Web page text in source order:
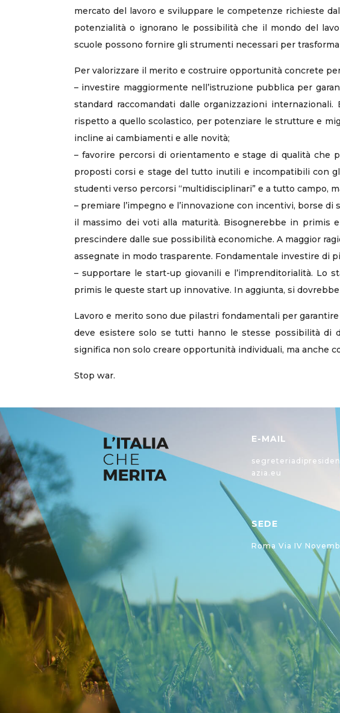
mercato del lavoro e sviluppare le competenze richieste
potenzialità o ignorano le possibilità che il mondo del
scuole possono fornire gli strumenti necessari per
Per valorizzare il merito e costruire opportunità concrete
– investire maggiormente nell’istruzione pubblica per
standard raccomandati dalle organizzazioni
rispetto a quello scolastico, per potenziare le strutture e
incline ai cambiamenti e alle novità;
– favorire percorsi di orientamento e stage di qualità che
proposti corsi e stage del tutto inutili e incompatibili con
studenti verso percorsi “multidisciplinari” e a tutto campo,
– premiare l’impegno e l’innovazione con incentivi, borse
il massimo dei voti alla maturità. Bisognerebbe in primis
prescindere dalle sue possibilità economiche. A maggior
assegnate in modo trasparente. Fondamentale investire di
– supportare le start-up giovanili e l’imprenditorialità. Lo
primis le queste start up innovative. In aggiunta, si
Lavoro e merito sono due pilastri fondamentali per
deve esistere solo se tutti hanno le stesse possibilità di
significa non solo creare opportunità individuali, ma anche
Stop war.
E-MAIL
azia.eu
SEDE
Roma Via IV